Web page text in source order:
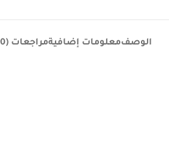
الوصفمعلومات إضافيةمراجعات (0)